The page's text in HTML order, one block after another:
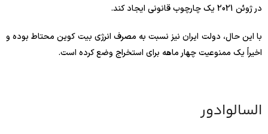
در ژوئن 2021 یک چارچوب قانونی ایجاد کند.
با این حال، دولت ایران نیز نسبت به مصرف انرژی بیت کوین محتاط بوده و
اخیراً یک ممنوعیت چهار ماهه برای استخراج وضع کرده است.
السالوادور